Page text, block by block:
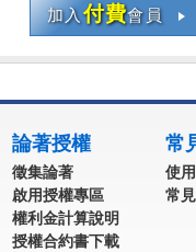
加入付費會員
論著授權
徵集論著
啟用授權專區
權利金計算說明
授權合約書下載
常
使
常